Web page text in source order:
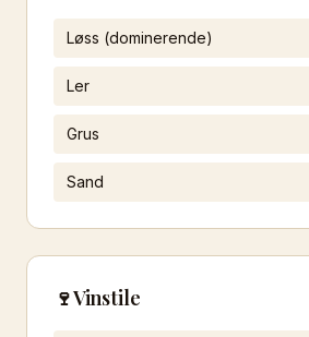
Løss (dominerende)
Ler
Grus
Sand
🍷Vinstile